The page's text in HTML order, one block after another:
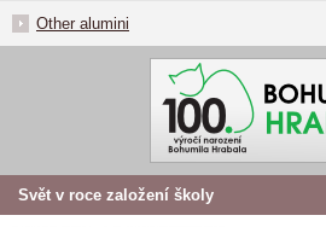
Other alumini
Svět v roce založení školy